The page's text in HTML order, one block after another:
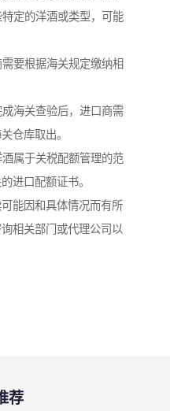
定的洋酒或类型，可能
要根据海关规定缴纳相
海关查验后，进口商需
仓库取出。
属于关税配额管理的范
进口配额证书。
能因和具体情况而有所
相关部门或代理公司以
荐